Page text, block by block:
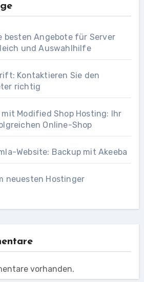
besten Angebote für Server
und Auswahlhilfe
Kontaktieren Sie den
richtig
Modified Shop Hosting: Ihr
Online-Shop
Website: Backup mit Akeeba
neuesten Hostinger
vorhanden.